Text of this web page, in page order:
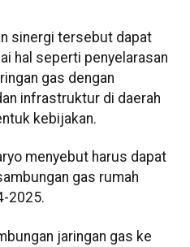
sinergi tersebut dapat
hal seperti penyelarasan
gas dengan
infrastruktur di daerah
kebijakan.
menyebut harus dapat
gas rumah
2025.
jaringan gas ke